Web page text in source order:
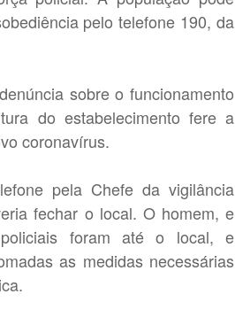
pelo telefone 190, da
sobre o funcionamento
do estabelecimento fere a
coronavírus.
pela Chefe da vigilância
fechar o local. O homem, e
foram até o local, e
as medidas necessárias